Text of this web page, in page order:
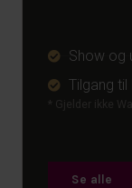
Show og
Tilgang til
Se alle